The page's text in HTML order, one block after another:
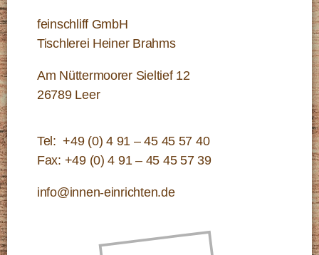
feinschliff GmbH
Tischlerei Heiner Brahms
Am Nüttermoorer Sieltief 12
26789 Leer
Tel:+49 (0) 4 91 – 45 45 57 40
Fax: +49 (0) 4 91 – 45 45 57 39
info@innen-einrichten.de